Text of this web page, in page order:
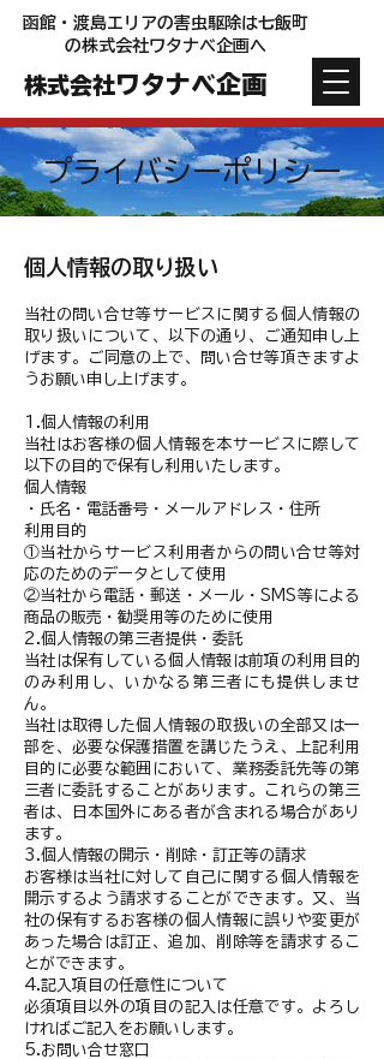
函館・渡島エリアの害虫駆除は七飯町
の株式会社ワタナベ企画へ
株式会社ワタナベ企画
プライバシーポリシー
個人情報の取り扱い
当社の問い合せ等サービスに関する個人情報の
取り扱いについて、以下の通り、ご通知申し上
げます。ご同意の上で、問い合せ等頂きますよ
うお願い申し上げます。
1.個人情報の利用
当社はお客様の個人情報を本サービスに際して
以下の目的で保有し利用いたします。
個人情報
・氏名・電話番号・メールアドレス・住所
利用目的
①当社からサービス利用者からの問い合せ等対
応のためのデータとして使用
②当社から電話・郵送・メール・SMS等による
商品の販売・勧奨用等のために使用
2.個人情報の第三者提供・委託
当社は保有している個人情報は前項の利用目的
のみ利用し、いかなる第三者にも提供しませ
ん。
当社は取得した個人情報の取扱いの全部又は一
部を、必要な保護措置を講じたうえ、上記利用
目的に必要な範囲において、業務委託先等の第
三者に委託することがあります。これらの第三
者は、日本国外にある者が含まれる場合があり
ます。
3.個人情報の開示・削除・訂正等の請求
お客様は当社に対して自己に関する個人情報を
開示するよう請求することができます。又、当
社の保有するお客様の個人情報に誤りや変更が
あった場合は訂正、追加、削除等を請求するこ
とができます。
4.記入項目の任意性について
必須項目以外の項目の記入は任意です。よろし
ければご記入をお願いします。
5.お問い合せ窓口